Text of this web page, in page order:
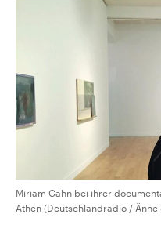
Miriam Cahn bei ihrer
Athen (Deutschlandradio / Änne